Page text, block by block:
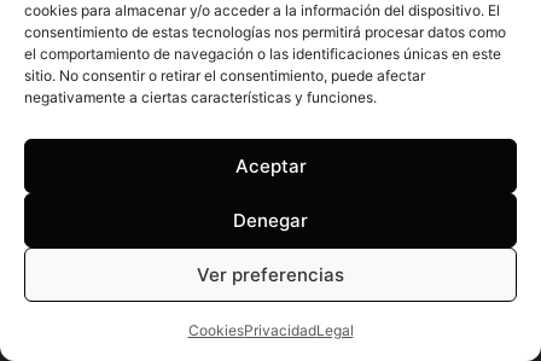
cookies para almacenar y/o acceder a la información del dispositivo. El
consentimiento de estas tecnologías nos permitirá procesar datos como
el comportamiento de navegación o las identificaciones únicas en este
sitio. No consentir o retirar el consentimiento, puede afectar
negativamente a ciertas características y funciones.
Aceptar
Denegar
Ver preferencias
CookiesPrivacidadLegal